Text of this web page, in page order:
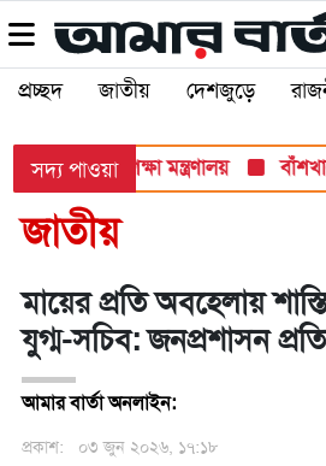
প্রচ্ছদ জাতীয় দেশজুড়ে
সদ্য পাওয়া
পরীক্ষায়: শিক্ষা মন্ত্রণালয়
জাতীয়
মায়ের প্রতি অবহেলায়
যুগ্ম-সচিব: জনপ্রশাসন
আমার বার্তা অনলাইন:
প্রকাশ: ০৩ জুন ২০২৬, ১৭:১৮